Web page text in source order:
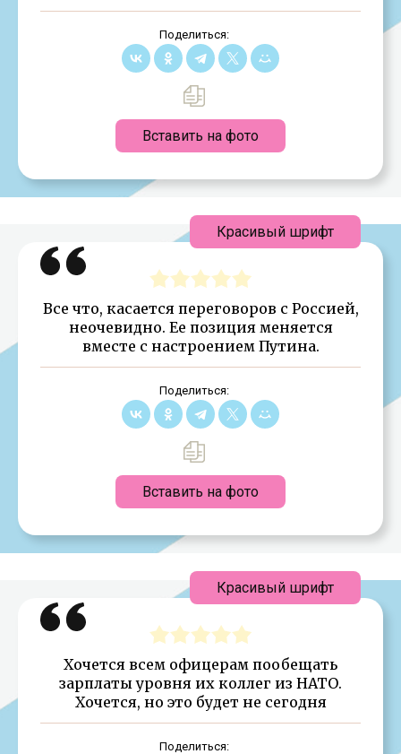
Поделиться:
Вставить на фото
Все что, касается переговоров с Россией,
неочевидно. Ее позиция меняется
вместе с настроением Путина.
Поделиться:
Вставить на фото
Красивый шрифт
Хочется всем офицерам пообещать
зарплаты уровня их коллег из НАТО.
Хочется, но это будет не сегодня
Поделиться:
Красивый шрифт